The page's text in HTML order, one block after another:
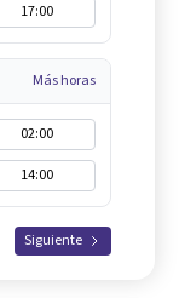
17:00
Más horas
02:00
14:00
Siguiente